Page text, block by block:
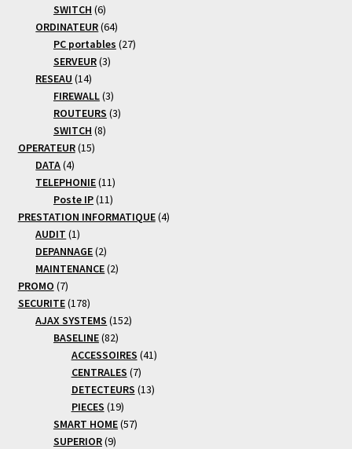
SWITCH 66
produits
ORDINATEUR 6464
produits
PC portables 2727
SERVEUR 33
RESEAU 1414
produits
FIREWALL 33
produits
ROUTEURS 33
SWITCH 88
OPERATEUR 1515
DATA 44
produits
TELEPHONIE 1111
produits
Poste IP 1111
produits
PRESTATION INFORMATIQUE 44
AUDIT 11
produit
DEPANNAGE 22
produits
MAINTENANCE 22
PROMO 77
produits
SECURITE 178178
produits
AJAX SYSTEMS 152152
BASELINE 8282
produits
ACCESSOIRES 4141
CENTRALES 77
produits
DETECTEURS 1313
PIECES 1919
produits
SMART HOME 5757
SUPERIOR 99